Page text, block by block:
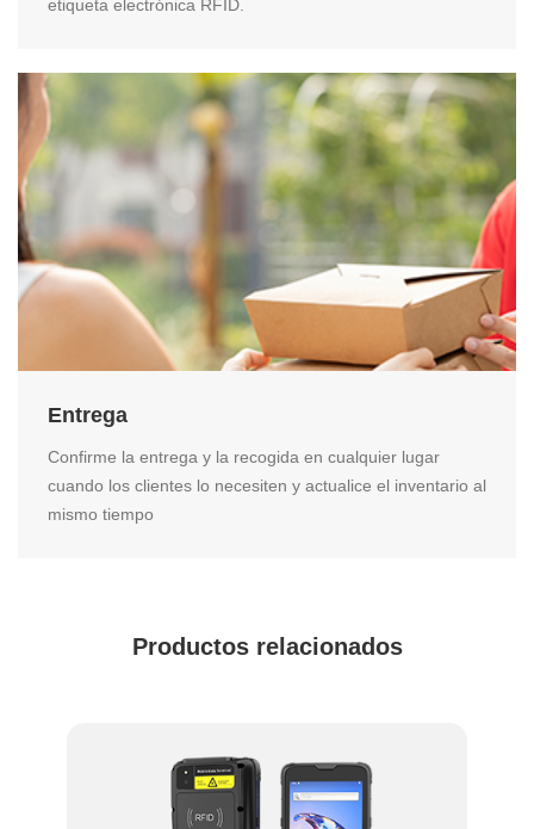
etiqueta electrónica RFID.
Entrega
Confirme la entrega y la recogida en cualquier lugar
cuando los clientes lo necesiten y actualice el inventario al
mismo tiempo
Productos relacionados